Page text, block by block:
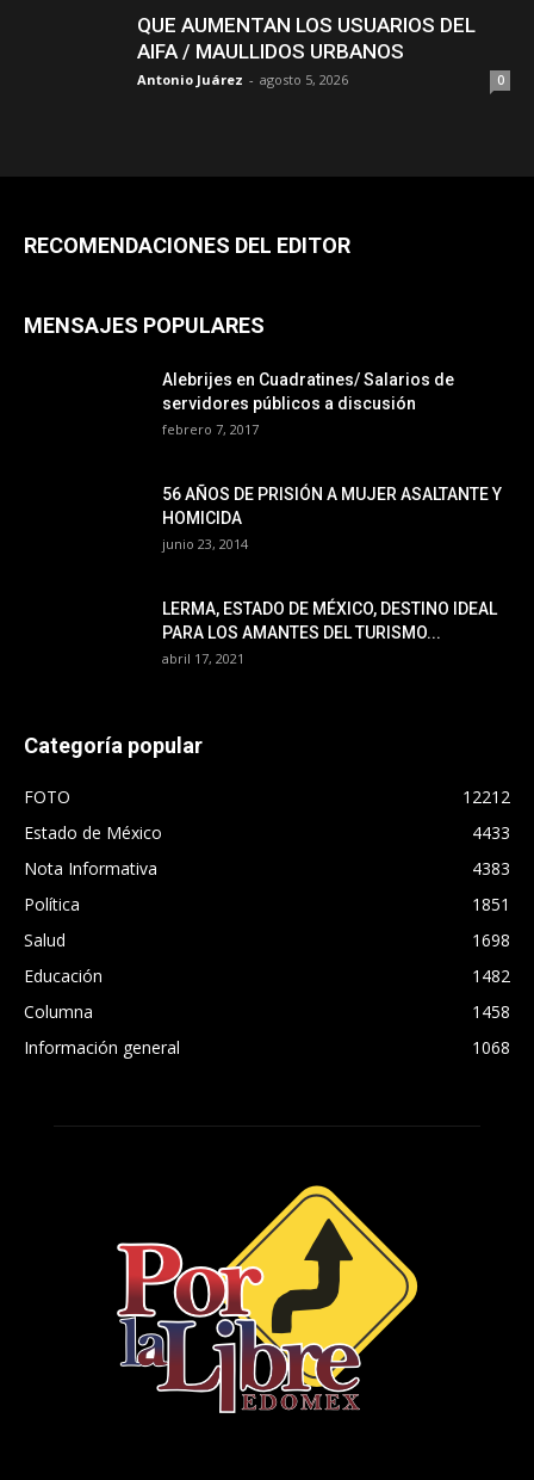
QUE AUMENTAN LOS USUARIOS DEL
AIFA / MAULLIDOS URBANOS
Antonio Juárez - agosto 5, 2026 0
RECOMENDACIONES DEL EDITOR
MENSAJES POPULARES
Alebrijes en Cuadratines/ Salarios de
servidores públicos a discusión
febrero 7, 2017
56 AÑOS DE PRISIÓN A MUJER ASALTANTE Y
HOMICIDA
junio 23, 2014
LERMA, ESTADO DE MÉXICO, DESTINO IDEAL
PARA LOS AMANTES DEL TURISMO...
abril 17, 2021
Categoría popular
FOTO
12212
Estado de México
4433
Nota Informativa
4383
Política
1851
Salud
1698
Educación
1482
Columna
1458
Información general
1068